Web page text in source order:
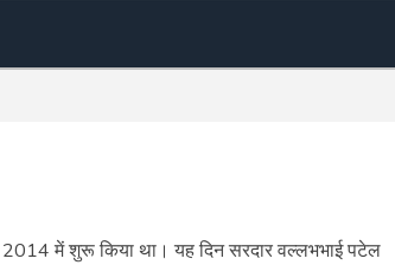
2014 में शुरू किया था। यह दिन सरदार वल्लभभाई पटेल